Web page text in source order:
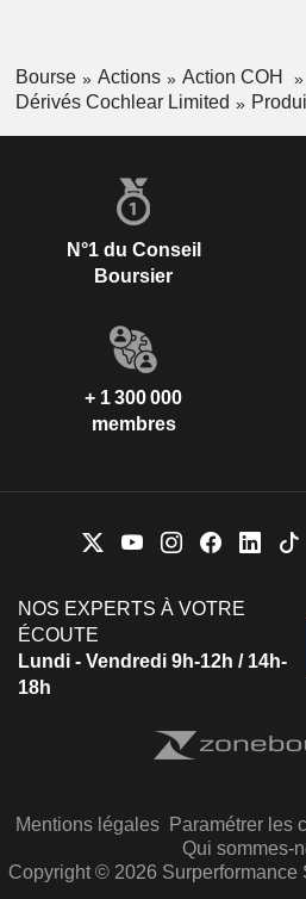
Bourse Actions
Action COH
Dérivés Cochlear Limited
N°1 du Conseil
Boursier
+ 1 300 000
membres
NOS EXPERTS À VOTRE
ÉCOUTE
Lundi - Vendredi 9h-12h / 14h-
18h
Mentions légales Paramétrer les
Qui sommes-
Copyright © 2026 Surperformance